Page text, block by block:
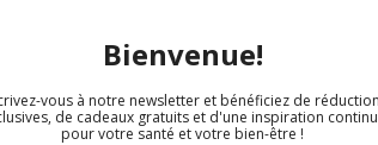
Noir EUR 17,00
Bienvenue!
vous à notre newsletter et bénéficiez de
de cadeaux gratuits et d'une inspiration
pour votre santé et votre bien-être !